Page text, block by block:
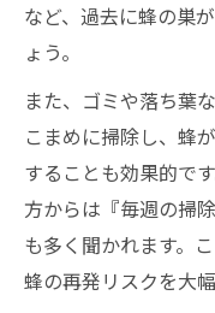
など、過去に蜂の巣
ょう。
また、ゴミや落ち葉
こまめに掃除し、蜂
することも効果的で
方からは『毎週の掃
も多く聞かれます。
蜂の再発リスクを大